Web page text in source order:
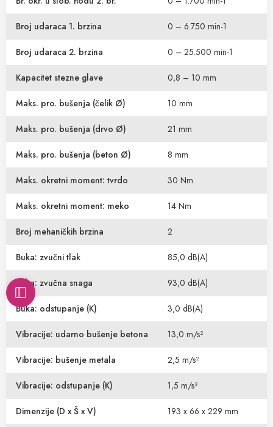
Broj udaraca 1. brzina 0 – 6.750 min-1
Broj udaraca 2. brzina 0 – 25.500 min-1
Kapacitet stezne glave 0,8 – 10 mm
Maks. pro. bušenja (čelik Ø) 10 mm
Maks. pro. bušenja (drvo Ø) 21 mm
Maks. pro. bušenja (beton Ø) 8 mm
Maks. okretni moment: tvrdo 30 Nm
Maks. okretni moment: meko 14 Nm
Broj mehaničkih brzina 2
Buka: zvučni tlak 85,0 dB(A)
Buka: zvučna snaga 93,0 dB(A)
Buka: odstupanje (K) 3,0 dB(A)
Vibracije: udarno bušenje betona 13,0 m/s²
Vibracije: bušenje metala 2,5 m/s²
Vibracije: odstupanje (K) 1,5 m/s²
Dimenzije (D x Š x V) 193 x 66 x 229 mm